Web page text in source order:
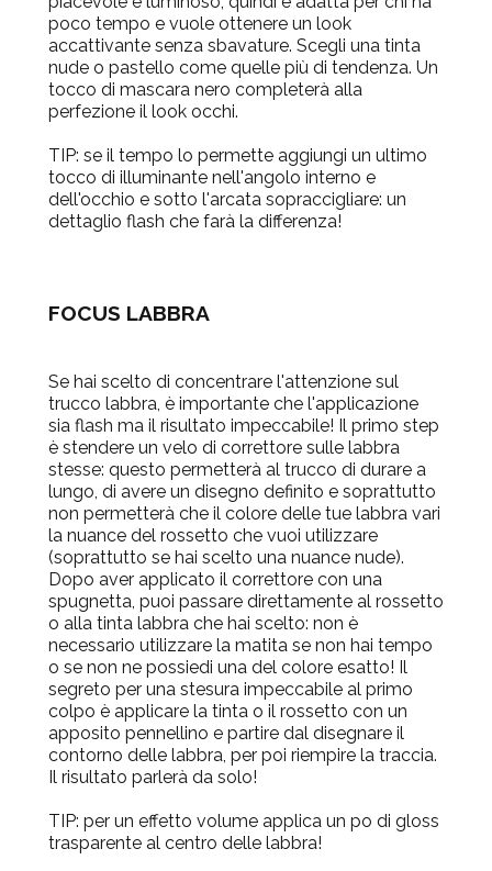
poco tempo e vuole ottenere un look
accattivante senza sbavature. Scegli una tinta
nude o pastello come quelle più di tendenza. Un
tocco di mascara nero completerà alla
perfezione il look occhi.
TIP: se il tempo lo permette aggiungi un ultimo
tocco di illuminante nell'angolo interno e
dell'occhio e sotto l'arcata sopraccigliare: un
dettaglio flash che farà la differenza!
FOCUS LABBRA
Se hai scelto di concentrare l'attenzione sul
trucco labbra, è importante che l'applicazione
sia flash ma il risultato impeccabile! Il primo step
è stendere un velo di correttore sulle labbra
stesse: questo permetterà al trucco di durare a
lungo, di avere un disegno definito e soprattutto
non permetterà che il colore delle tue labbra vari
la nuance del rossetto che vuoi utilizzare
(soprattutto se hai scelto una nuance nude).
Dopo aver applicato il correttore con una
spugnetta, puoi passare direttamente al rossetto
o alla tinta labbra che hai scelto: non è
necessario utilizzare la matita se non hai tempo
o se non ne possiedi una del colore esatto! Il
segreto per una stesura impeccabile al primo
colpo è applicare la tinta o il rossetto con un
apposito pennellino e partire dal disegnare il
contorno delle labbra, per poi riempire la traccia.
Il risultato parlerà da solo!
TIP: per un effetto volume applica un po di gloss
trasparente al centro delle labbra!